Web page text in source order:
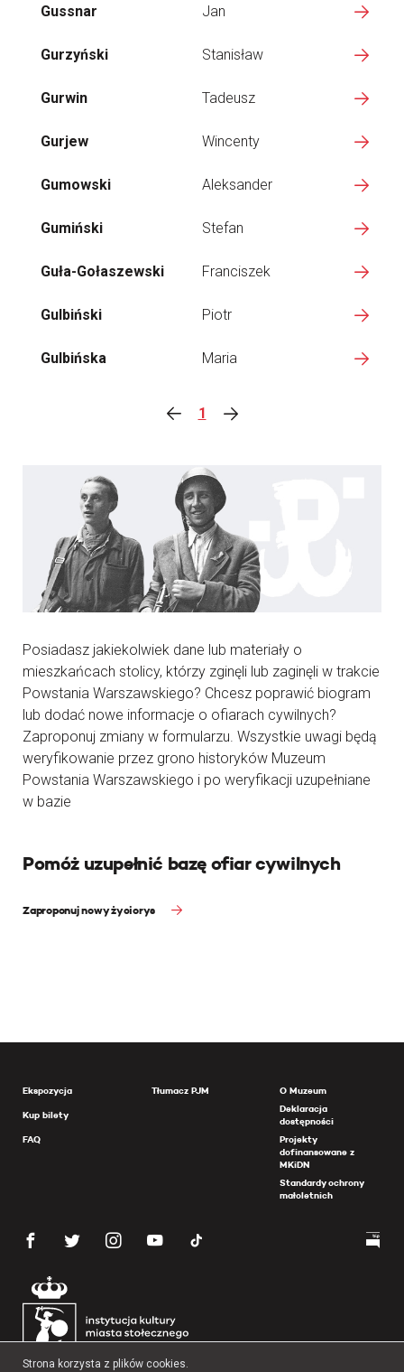
Gussnar Jan
Gurzyński Stanisław
Gurwin Tadeusz
Gurjew Wincenty
Gumowski Aleksander
Gumiński Stefan
Guła-Gołaszewski Franciszek
Gulbiński Piotr
Gulbińska Maria
1
Posiadasz jakiekolwiek dane lub materiały o
mieszkańcach stolicy, którzy zginęli lub zaginęli w trakcie
Powstania Warszawskiego? Chcesz poprawić biogram
lub dodać nowe informacje o ofiarach cywilnych?
Zaproponuj zmiany w formularzu. Wszystkie uwagi będą
weryfikowanie przez grono historyków Muzeum
Powstania Warszawskiego i po weryfikacji uzupełniane
w bazie
Pomóż uzupełnić bazę ofiar cywilnych
Zaproponuj nowy życiorys
Ekspozycja
Kup bilety
FAQ
Tłumacz PJM
O Muzeum
Deklaracja
dostępności
Projekty
dofinansowane z
MKiDN
Standardy ochrony
małoletnich
Strona korzysta z plików cookies.